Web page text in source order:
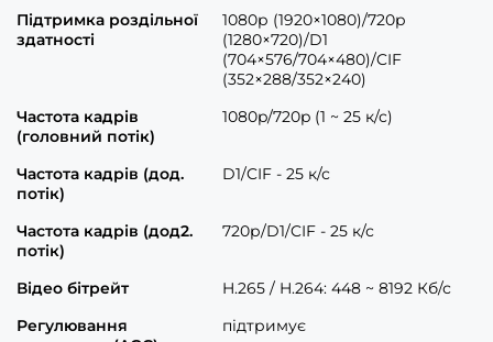
Підтримка роздільної
здатності
1080р (1920×1080)/720р
(1280×720)/D1
(704×576/704×480)/CIF
(352×288/352×240)
Частота кадрів
(головний потік)
1080p/720p (1 ~ 25 к/с)
Частота кадрів (дод.
потік)
D1/CIF - 25 к/с
Частота кадрів (дод2.
потік)
720р/D1/CIF - 25 к/с
Відео бітрейт
H.265 / H.264: 448 ~ 8192 Кб/с
Регулювання
підтримує